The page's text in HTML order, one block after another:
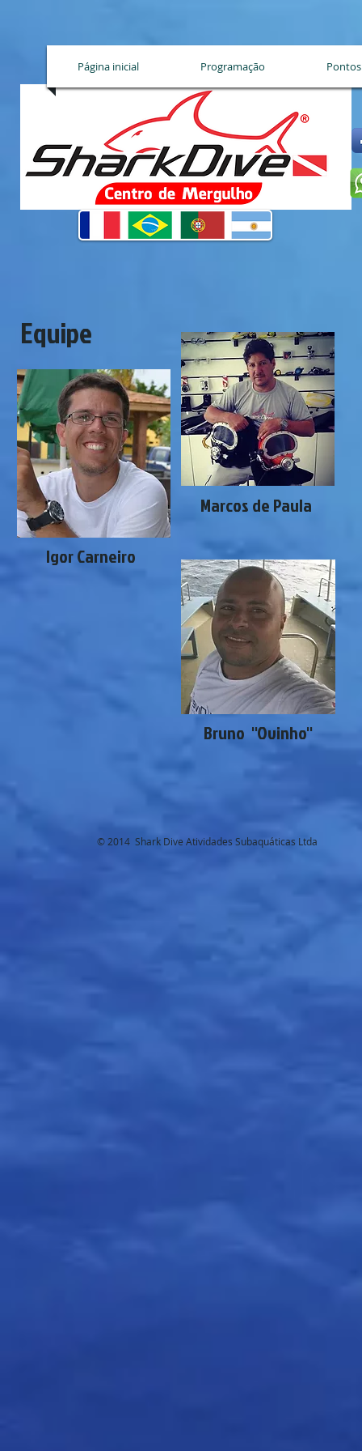
Página inicial Programação
Equipe
Igor Carneiro
Marcos de Paula
Bruno ''Ovinho''
© 2014 Shark Dive Atividades Subaquáticas Ltda